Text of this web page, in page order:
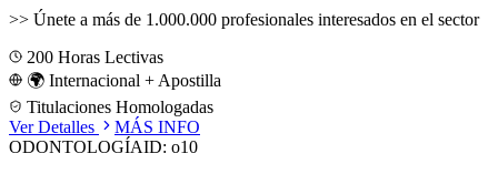
>> Únete a más de 1.000.000 profesionales interesados en el sector
200 Horas Lectivas
🌍 Internacional + Apostilla
Titulaciones Homologadas
Ver Detalles
MÁS INFO
ODONTOLOGÍAID: o10